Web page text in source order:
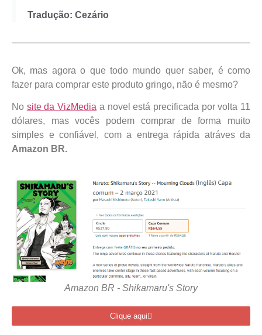
Tradução: Cezário
Ok, mas agora o que todo mundo quer saber, é como
fazer para comprar este produto gringo, não é mesmo?
No site da VizMedia a novel está precificada por volta 11
dólares, mas vocês podem comprar de forma muito
simples e confiável, com a entrega rápida atráves da
Amazon BR.
Amazon BR - Shikamaru's Story
Clique aqui